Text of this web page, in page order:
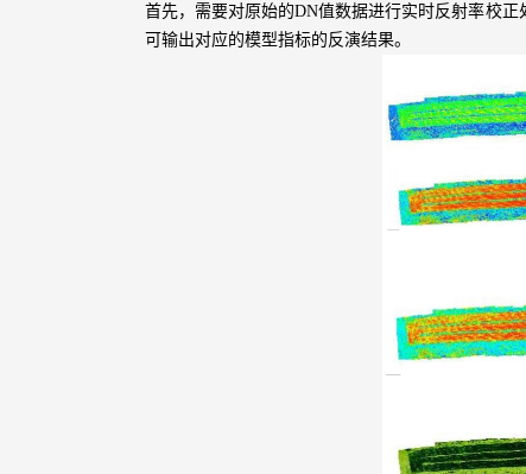
首先，需要对原始的DN值数据进行实时反射率校
可输出对应的模型指标的反演结果。